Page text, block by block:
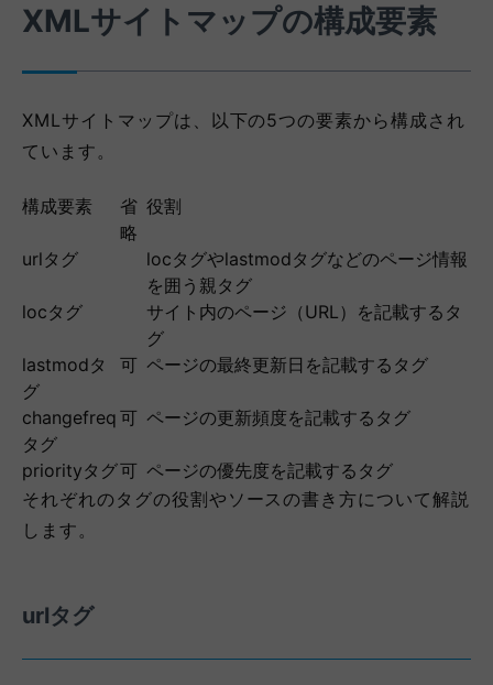
XMLサイトマップの構成要素
XMLサイトマップは、以下の5つの要素から構成され
ています。
構成要素
省
略
役割
urlタグ
locタグやlastmodタグなどのページ情報
を囲う親タグ
locタグ
サイト内のページ（URL）を記載するタ
グ
lastmodタ
グ
可 ページの最終更新日を記載するタグ
changefreq
タグ
可 ページの更新頻度を記載するタグ
priorityタグ可 ページの優先度を記載するタグ
それぞれのタグの役割やソースの書き方について解説
します。
urlタグ